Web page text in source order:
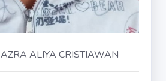
AZRA ALIYA CRISTIAWAN